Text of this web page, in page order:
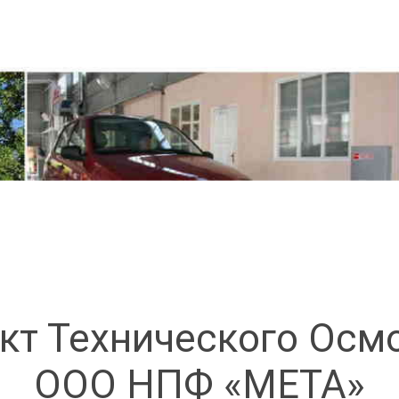
Технического
ООО НПФ «МЕТА»